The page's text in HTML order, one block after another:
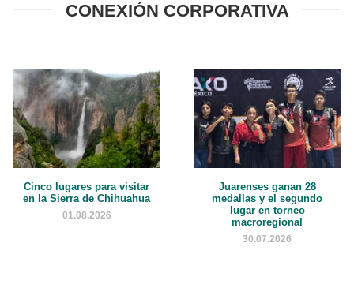
CONEXIÓN CORPORATIVA
Cinco lugares para visitar
en la Sierra de Chihuahua
01.08.2026
Juarenses ganan 28
medallas y el segundo
lugar en torneo
macroregional
30.07.2026